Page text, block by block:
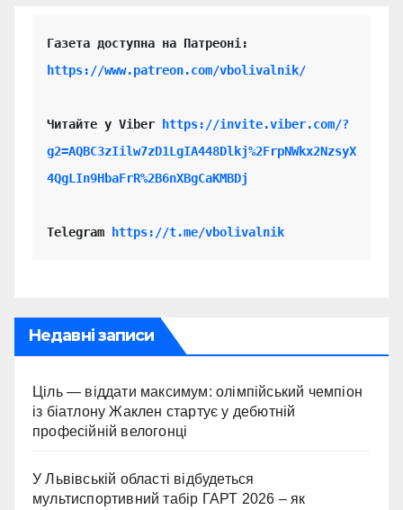
https://www.patreon.com/vbolivalnik/
Читайте у Viber
https://invite.viber.com/?
g2=AQBC3zIilw7zD1LgIA448Dlkj%2FrpNWkx2NzsyX
4QgLIn9HbaFrR%2B6nXBgCaKMBDj
Telegram https://t.me/vbolivalnik
Недавні записи
Ціль — віддати максимум: олімпійський чемпіон
із біатлону Жаклен стартує у дебютній
професійній велогонці
У Львівській області відбудеться
мультиспортивний табір ГАРТ 2026 – як